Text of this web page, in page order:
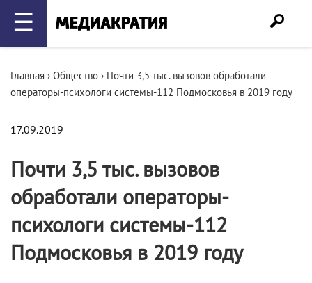
☰
Главная › Общество › Почти 3,5 тыс. вызовов обработали
операторы-психологи системы-112 Подмосковья в 2019 году
17.09.2019
Почти 3,5 тыс. вызовов
обработали операторы-
психологи системы-112
Подмосковья в 2019 году